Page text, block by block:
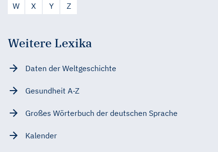
W
X Y Z
Weitere Lexika
Daten der Weltgeschichte
Gesundheit A-Z
Großes Wörterbuch der deutschen Sprache
Kalender